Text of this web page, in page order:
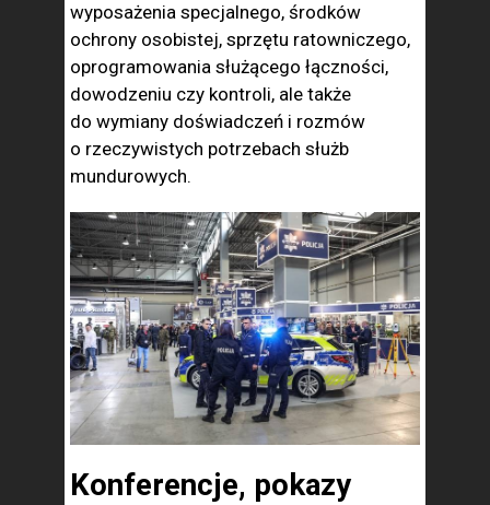
wyposażenia specjalnego, środków
ochrony osobistej, sprzętu ratowniczego,
oprogramowania służącego łączności,
dowodzeniu czy kontroli, ale także
do wymiany doświadczeń i rozmów
o rzeczywistych potrzebach służb
mundurowych.
Konferencje, pokazy